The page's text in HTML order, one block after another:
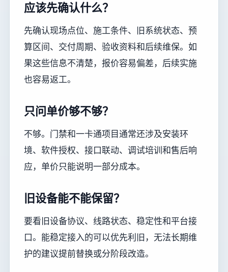
应该先确认什么？
先确认现场点位、施工条件、旧系统状态、预
算区间、交付周期、验收资料和后续维保。如
果这些信息不清楚，报价容易偏差，后续实施
也容易返工。
只问单价够不够？
不够。门禁和一卡通项目通常还涉及安装环
境、软件授权、接口联动、调试培训和售后响
应，单价只能说明一部分成本。
旧设备能不能保留？
要看旧设备协议、线路状态、稳定性和平台接
口。能稳定接入的可以优先利旧，无法长期维
护的建议提前替换或分阶段改造。